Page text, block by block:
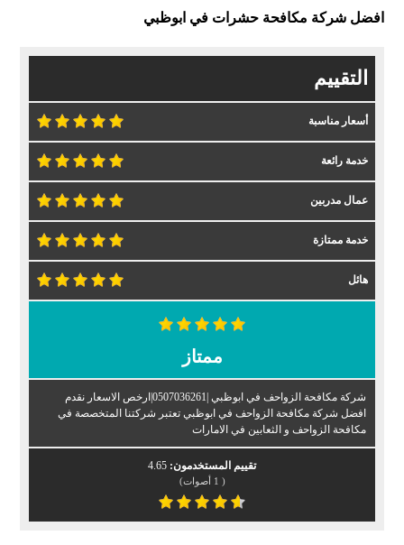
افضل شركة مكافحة حشرات في ابوظبي
التقييم
أسعار مناسبة
خدمة رائعة
عمال مدربين
خدمة ممتازة
هائل
ممتاز
شركة مكافحة الزواحف في ابوظبي |0507036261|ارخص الاسعار نقدم
افضل شركة مكافحة الزواحف في ابوظبي تعتبر شركتنا المتخصصة في
مكافحة الزواحف و الثعابين في الامارات
تقييم المستخدمون: 4.65
(
1 أصوات)